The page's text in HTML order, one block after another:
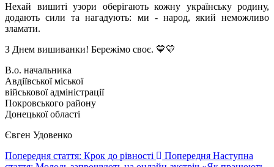
Нехай вишиті узори оберігають кожну українську родину,
додають сили та нагадують: ми - народ, який неможливо
зламати.
З Днем вишиванки! Бережімо своє. 💙💛
В.о. начальника
Авдіївської міської
військової адміністрації
Покровського району
Донецької області
Євген Удовенко
Попередня стаття: Крок до рівності
Попередня Наступна